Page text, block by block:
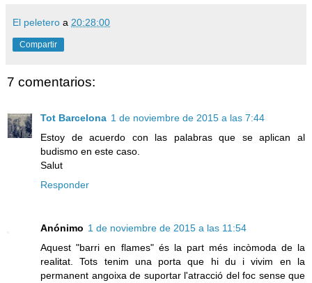
El peletero a 20:28:00
Compartir
7 comentarios:
Tot Barcelona 1 de noviembre de 2015 a las 7:44
Estoy de acuerdo con las palabras que se aplican al
budismo en este caso.
Salut
Responder
Anónimo 1 de noviembre de 2015 a las 11:54
Aquest "barri en flames" és la part més incòmoda de la
realitat. Tots tenim una porta que hi du i vivim en la
permanent angoixa de suportar l'atracció del foc sense que